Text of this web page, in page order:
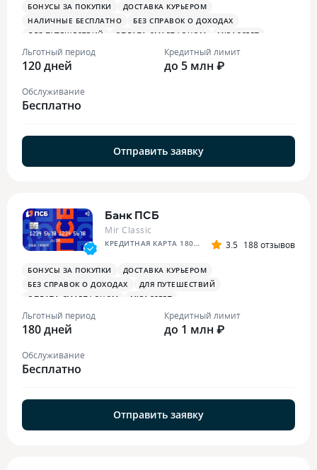
БОНУСЫ ЗА ПОКУПКИ
ДОСТАВКА КУРЬЕРОМ
НАЛИЧНЫЕ БЕСПЛАТНО
БЕЗ СПРАВОК О ДОХОДАХ
ДЛЯ ПУТЕШЕСТВИЙ
ОПЛАТА СМАРТФОНОМ MIRACCEPT
Льготный период
120 дней
Кредитный лимит
до 5 млн ₽
Обслуживание
Бесплатно
Отправить заявку
Банк ПСБ
Mir Classic
КРЕДИТНАЯ КАРТА 180 ДНЕЙ БЕЗ % 3.5 188 отзывов
БОНУСЫ ЗА ПОКУПКИ
ДОСТАВКА КУРЬЕРОМ
БЕЗ СПРАВОК О ДОХОДАХ
ДЛЯ ПУТЕШЕСТВИЙ
ОПЛАТА СМАРТФОНОМ
MIRACCEPT
БОНУСЫ ЗА МЕДИЦИНСКИЕ УСЛУГИ
Льготный период
180 дней
Кредитный лимит
до 1 млн ₽
Обслуживание
Бесплатно
Отправить заявку